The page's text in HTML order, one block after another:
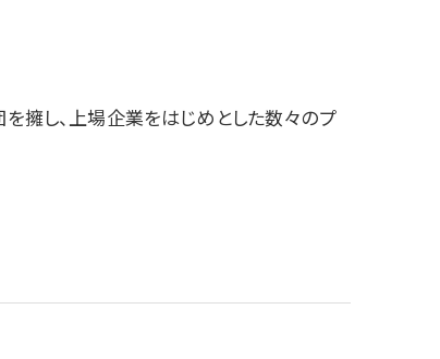
擁し、上場企業をはじめとした数々のプ